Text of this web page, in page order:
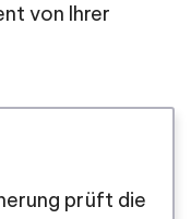
von Ihrer
prüft die